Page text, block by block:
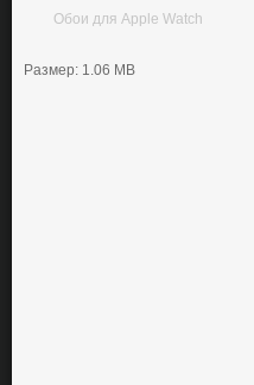
Обои для Apple Watch
Размер: 1.06 MB